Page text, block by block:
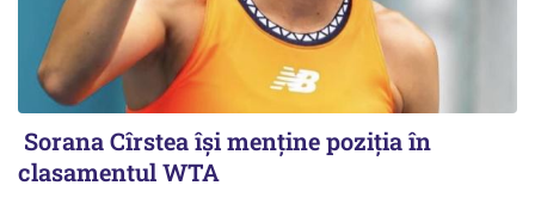
Sorana Cîrstea își menține poziția în
clasamentul WTA